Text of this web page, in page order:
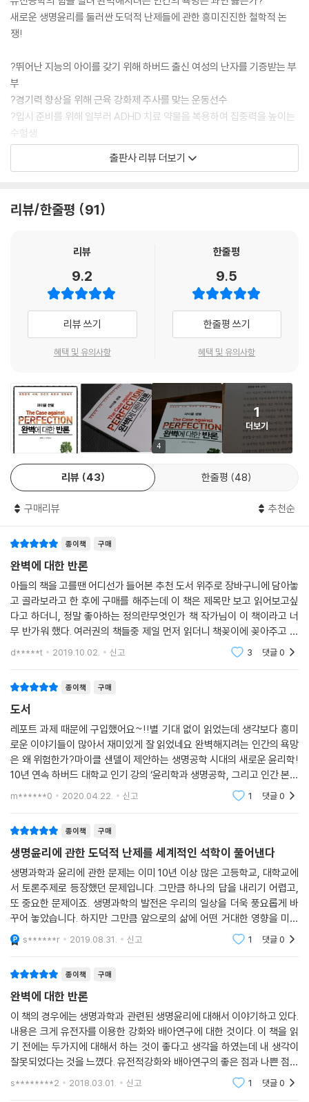
나는 강화와 유전공학에 따르는 주요한 문제는 그것이 인간의 노력과 주체
한 기술이 일종의 과도한 행위 주체성을, 다시 말해 우리의 목적과 욕구를
충족시키기 위해 인간 본성을 비롯한 자연을 개조하려는 프로메테우스적
열망을 대표한다는 사실이다. 문제는 인간의 기계화가 아니라 자연과 본성
을 정복하려는 충동이다. 그리고 그런 태도는 인간의 능력과 성취가 우리
각자에게 주어진 선물이라는 관점을 놓치고 있으며 심지어 그런 관점을 파
괴할 수도 있다. --- p.45
생명공학 기술로 아이의 능력을 강화하는 것이 과도한 간섭과 관리가 수반
러나 그 둘이 유사하다 해도 아이의 유전적 조작을 찬성해야 하는 근거가
과잉 양육은 삶을 선물로 바라보는 관점을 놓친 채 과도하게 통제하고 지
배하려는 심리를 보여주는 징후다. 이것은 우생학에 가까워지는 불안한 징
조이기도 하다. --- p.80
유전적 강화가 노력과 분투의 의미를 퇴색시킴으로써 인간의 책임성을 약
화시킨다고 생각하는 이들이 있다. 하지만 진짜 문제는 책임성의 약화가
아니라 책임성의 증폭이다. 겸손이 와해되면서 책임성이 엄청난 수준으로
아이를 위한 적절한 유전적 특성을 선택한 것이나 선택하지 않은 것에 대
한 책임이 부모에게 지워지게 된다. 또 팀의 승리에 도움이 되는 재능을 획
득한 것이나 획득하지 못한 것에 대한 책임이 운동선수 자신에게 지워지게
된다. --- p.113
요즘도 프로스포츠 분야에서 운동능력 강화 약물을 사용하는 경우가 빈번
해지면서 선수들이 서로에 대해 갖는 기대치가 미묘하게 변화하고 있다.
과거에는 선발 투수가 속한 팀의 득점이 부진하면 나쁜 운을 탓하면서 담
경우가 상당히 늘어나서, 그런 약제를 복용하지 않고 경기에 나오는 선수
들은 “발가벗고 출전했다”는 비난을 받기도 한다. --- p.115
보험을 예로 들어보자. (…) 보험 시장은 사람들이 질병이나 사고와 관련된
위험 요인을 모르거나 통제할 수 없을 때에만 연대성이 드러나는 공간이
다. 유전자 검사 기술이 발전하여 각 개인의 병력과 기대수명을 신뢰할 만
한수준으로 예측할 수 있게 된다고 가정해보자. 건강하게 오래 살 수 있다
고 확신하는 사람은 보험에 가입하려 하지 않을 것이고, 건강하지 못할 운
자를 가진 사람들이 나쁜 유전자를 가진 사람들이 속한 보험회사에서 탈퇴
하기 시작하면서 보험의 연대성 측면이 사라지게 될 것이다. --- p.117
내가 말하고 싶은 것은, 강화를 둘러싼 논란에 내재한 도덕적 의미는 자율
성이나 권리 같은 익숙한 개념만으로, 또 비용과 이익의 계산만으로 충분
히 설명할 수 없다는 것이다. 강화에 대한 나의 우려는 그것이 개인적 악덕
이냐 아니냐의 문제가 아니라, 마음의 습관과 존재 방식에 결부되는 문제
우리의 본성에 맞게 세상을 변화시키는 대신 세상에 맞추기 위해 우리의
본성을 바꾸는 것이야말로 사실 우리의 힘과 자율권을 잃어버리는 행동이
다. 그렇게 되면 우리는 세상에 대해 비판적으로 숙고하기 힘들어지며, 정
치적·사회적 개선을 향한 충동도 무뎌진다. 우리는 새로운 유전학적 힘을
이용해 “인간성이라는 뒤틀린 목재” 를 똑바로 펴려고 하기보다는, 불완
전한 인간 존재가 지닌 재능과 한계를 관대하게 받아들이는 사회적·정치적
제도를 만들기 위해 노력해야 한다. --- p.124
미끄러운 경사길 오류, 배아 공장, 난자와 수정란의 상품화를 경고하는 이
들의 우려는 타당하다. 그러나 배아 연구가 필연적으로 그런 위험들을 초
래할 것이라고 가정하는 것은 옳지 않다. 배아 줄기세포 연구와 연구용 복
제를 무조건 금지할 것이 아니라, 초기 인간 생명의 신비로움을 지키기 위
한 적절한 도덕적 규제들을 마련한 가운데 그러한 연구를 허용해야 한다.
(…) 이러한 접근법을 취할 때에야 비로소 초기 단계의 인간 생명을 악의적
으로 이용하는 행태를 막을 수 있으며, 생의학의 발전이 인간적 감수성을
침식하는 것이 아니라 인류의 건강을 증진시키는 축복이 될 수 있을 것이
새로운 생명윤리를 둘러싼 도덕적 난제들에 관한 흥미진진한 철학적 논
쟁!
?뛰어난 지능의 아이를 갖기 위해 하버드 출신 여성의 난자를 기증받는 부
부
?경기력 향상을 위해 근육 강화제 주사를 맞는 운동선수
?입시 준비를 위해 일부러 ADHD 치료 약물을 복용하여 집중력을 높이는
수험생
?고학력 여성들의 출산을 장려, 저학력?저소득층 여성의 불임수술을 장려
유전공학의 힘을 빌려 완벽을 향한 위험한 항해를 시작했다. 더 예뻐지기
들은 시험 준비를 하며 각성제를 마신다. 그뿐인가. ‘좋은 유전자’를 가진
로 치매나 당뇨와 같은 질병을 예방하기도 한다. 샌델은 이 책에서 생명공
학의 발전은 밝은 전망과 어두운 우려를 동시에 안겨준다고 말한다. 밝은
전망은 인간을 괴롭히는 다양한 질병의 치료와 예방의 길을 열어준다는 것
이고, 어두운 우려는 우리의 유전적 특성을 마음대로 조작할 수 있을지도
모른다는 것이다. 그렇다면 일부 생명공학 기술의 사용에 대해 우리가 느
법을 통해 우리가 지극히 당연하다고 생각했던 생명윤리의 여러 논제들에
대해 끊임없이 반론을 제기하고 질문을 던지며 답을 찾아가게 만든다.
청각장애를 가진 한 레즈비언 커플은 똑같은 장애를 가진 아이를 낳기 위
해, 5대째 청각장애를 갖고 있는 가족 출신의 남성으로부터 정자를 기증받
았다. 이 일이 보도된 후, 세상 사람들은 부모가 자식에게 고의로 장애를 유
발했다는 사실에 매우 분노했다. 한편, 하버드 대학 교내신문에는 “키 175
센티미터, 탄탄한 몸매, 가족병력 없음, SAT 점수 1400점 이상”인 난자
지 않았지만, 여전히 도덕적으로 꺼림칙하다. 이 감정의 정체는 무엇일까?
자유 침해’를 이유로 든다. 부모가 아이의 유전적 구성을 미리 선택하여 아
이 스스로 미래를 열어갈 권리를 앗아간다는 것이다. 그러나 샌델은 자신
의 유전적 특징이나 능력을 선택하여 태어나는 사람은 아무도 없으며, 이
‘자율성’ 논리는 자녀가 아닌 자기 자신의 능력을 더 높은 수준으로 끌어올
리기 위해 이러한 기술을 이용하는 사람들에 대한 도덕적 망설임은 설명해
주지 못한다고 반박한다.
다른 예를 들어보자. 여러 생명공학 회사들은 기억력을 높여주는 인지력
기억 장애를 가진 환자를 위한 ‘치료’와 자연적인 기억력 감퇴를 겪는 중년
들을 대상으로 한 ‘강화’ 사이에 걸쳐 있지만, 완전히 비치료적인 용도로도
쓰일 수 있다. 가령, 재판을 준비하며 수많은 정보를 외워야 하는 변호사나
중국으로 출장을 떠나기 전날 밤 급하게 중국어를 배우려는 회사원 말이
다.
여기서 비판론자들은 ‘공정성’이라는 두 번째 근거를 제시한다. 즉 일반인
들의 인지력 강화제 복용을 허용할 경우, 인간은 기억력 강화제에 쉽게 접
근할 수 있는 부유층과 그렇지 못한 사람, 두 계급으로 나뉘게 될 것이다.
그렇지 못한 종으로 양분될지도 모른다. 그러나 샌델은 기술의 진보를 통
해 모든 사람들이 기억력 강화제에 평등한 접근권을 확보할 수 있게 함으
로써 그 불공평함을 해결할 수 있기 때문에, 이러한 비판은 결정적이지 않
다고 반론을 제기한다.
샌델은 유전공학 사용의 윤리에서 따져보아야 할 중요한 문제는 자율성과
평등권을 확보할 수 있는가가 아니라고 강조한다. 우리가 던져야 할 질문
억력을 더 높이고, 키를 더 늘리고, 운동을 더 잘하기 위해 생명공학 기술을
새로운 국면을 맞이한 생명공학 시대
우리가 갖춰야 할 올바른 가치와 미덕은 무엇인가?
비판론자들은 유전공학 기술이 인간의 존엄성을 위협한다고 흔히들 말한
다. 그러나 어떻게, 인간 존엄성의 어떤 측면을 위협하는가?
이번 책에서 주목할 만한 것은 독자 스스로 고민하고 답을 찾아갈 수 있게
출판사 리뷰 더보기
리뷰/한줄평 91
리뷰
9.2
리뷰 쓰기
혜택 및 유의사항
한줄평
9.5
한줄평 쓰기
혜택 및 유의사항
4
1
더보기
리뷰 43 한줄평 48
구매리뷰 추천순
종이책 구매
완벽에 대한 반론
아들의 책을 고를땐 어디선가 들어본 추천 도서 위주로 장바구니에 담아놓
고 골라보라고 한 후에 구매를 해주는데 이 책은 제목만 보고 읽어보고싶
다고 하더니, 정말 좋아하는 정의란무엇인가 책 작가님이 이 책이라고 너
무 반가워 했다. 여러권의 책들중 제일 먼저 읽더니 책꽂이에 꽂아주고 여
러번 읽어봐야할 책이란다. 물론 중1아들이 단번에 책을 읽고 이해하고 받
d*****t 2019.10.02. 신고 3 댓글0
종이책 구매
도서
레포트 과제 때문에 구입했어요~!!별 기대 없이 읽었는데 생각보다 흥미
로운 이야기들이 많아서 재미있게 잘 읽었네요 완벽해지려는 인간의 욕망
은 왜 위험한가?마이클 샌델이 제안하는 생명공학 시대의 새로운 윤리학!
10년 연속 하버드 대학교 인기 강의 ‘윤리학과 생명공학, 그리고 인간 본성
의 미래’급속히 발전하는 생명과학의 시대, 우리가 가져야 할 윤리적 태도
m******0 2020.04.22. 신고 1 댓글0
종이책 구매
생명윤리에 관한 도덕적 난제를 세계적인 석학이 풀어낸다
생명과학과 윤리에 관한 문제는 이미 10년 이상 많은 고등학교, 대학교에
서 토론주제로 등장했던 문제입니다. 그만큼 하나의 답을 내리기 어렵고,
또 중요한 문제이죠. 생명과학의 발전은 우리의 일상을 더욱 풍요롭게 바
꾸어 놓았습니다. 하지만 그만큼 앞으로의 삶에 어떤 거대한 영향을 미치
게 될까 사람들은 두려워하기도 하고, 기대하기도 했죠. 이 책에서는 '인간
복제'나 '근육
s******r 2019.08.31. 신고 1 댓글0
종이책 구매
완벽에 대한 반론
이 책의 경우에는 생명과학과 관련된 생명윤리에 대해서 이야기하고 있다.
내용은 크게 유전자를 이용한 강화와 배아연구에 대한 것이다. 이 책을 읽
기 전에는 두가지에 대해서 하는 것이 좋다고 생각을 하였는데 내 생각이
잘못되었다는 것을 느꼈다. 유전적강화와 배아연구의 좋은 점과 나쁜 점이
자세히 서술되어 있어 이 두가지문제에 대해 깊이 고민하고 생각하게 되었
s********2 2018.03.01. 신고 1 댓글0